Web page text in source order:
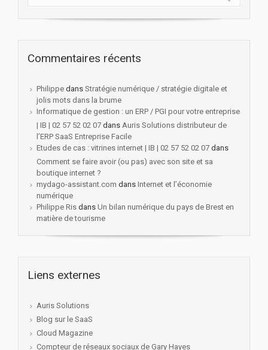
Commentaires récents
Philippe dans Stratégie numérique / stratégie digitale et
jolis mots dans la brume
Informatique de gestion : un ERP / PGI pour votre entreprise
| IB | 02 57 52 02 07 dans Auris Solutions distributeur de
l’ERP SaaS Entreprise Facile
Etudes de cas : vitrines internet | IB | 02 57 52 02 07 dans
Comment se faire avoir (ou pas) avec son site et sa
boutique internet ?
mydago-assistant.com dans Internet et l’économie
numérique
Philippe Ris dans Un bilan numérique du pays de Brest en
matière de tourisme
Liens externes
Auris Solutions
Blog sur le SaaS
Cloud Magazine
Compteur de réseaux sociaux de Gary Hayes